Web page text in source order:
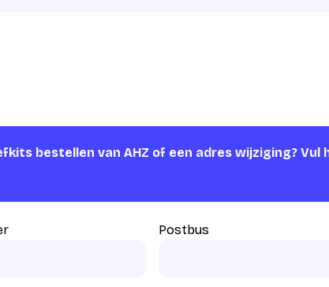
bestellen van AHZ of een adres wijziging? Vul
Postbus